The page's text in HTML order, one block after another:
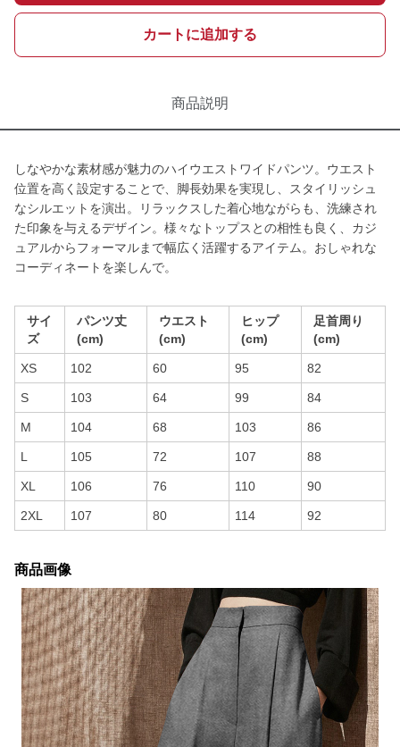
カートに追加する
商品説明
しなやかな素材感が魅力のハイウエストワイドパンツ。ウエスト
位置を高く設定することで、脚長効果を実現し、スタイリッシュ
なシルエットを演出。リラックスした着心地ながらも、洗練され
た印象を与えるデザイン。様々なトップスとの相性も良く、カジ
ュアルからフォーマルまで幅広く活躍するアイテム。おしゃれな
コーディネートを楽しんで。
サイ
ズ
パンツ丈
(cm)
ウエスト
(cm)
ヒップ
(cm)
足首周り
(cm)
XS 102 60 95 82
S 103 64 99 84
M 104 68 103 86
L 105 72 107 88
XL 106 76 110 90
2XL 107 80 114 92
商品画像